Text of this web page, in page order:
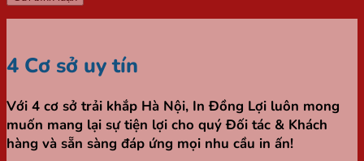
4 Cơ sở uy tín
Với 4 cơ sở trải khắp Hà Nội, In Đồng Lợi luôn mong
muốn mang lại sự tiện lợi cho quý Đối tác & Khách
hàng và sẵn sàng đáp ứng mọi nhu cầu in ấn!